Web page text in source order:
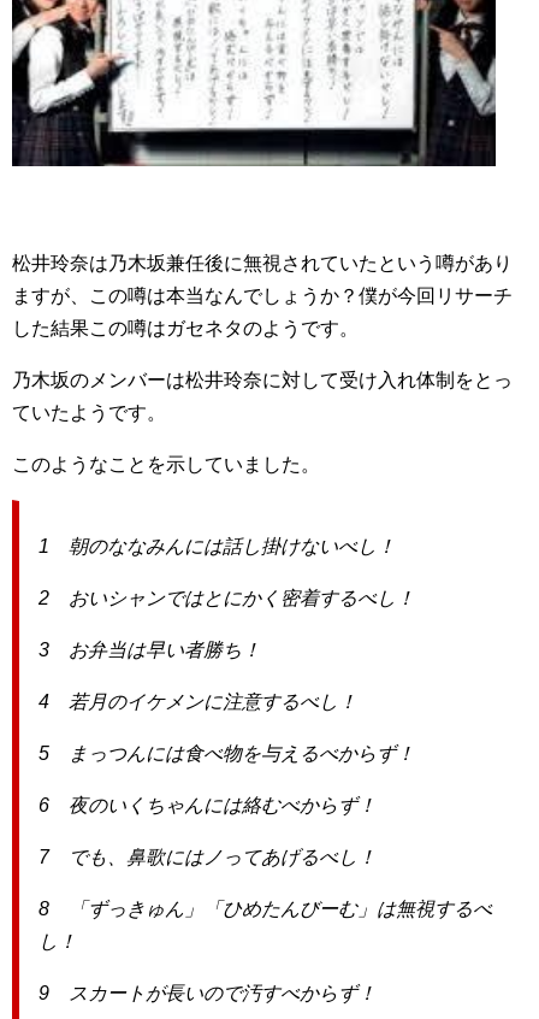
松井玲奈は乃木坂兼任後に無視されていたという噂があり
ますが、この噂は本当なんでしょうか？僕が今回リサーチ
した結果この噂はガセネタのようです。
乃木坂のメンバーは松井玲奈に対して受け入れ体制をとっ
ていたようです。
このようなことを示していました。
1 朝のななみんには話し掛けないべし！
2 おいシャンではとにかく密着するべし！
3 お弁当は早い者勝ち！
4 若月のイケメンに注意するべし！
5 まっつんには食べ物を与えるべからず！
6 夜のいくちゃんには絡むべからず！
7 でも、鼻歌にはノってあげるべし！
8 「ずっきゅん」「ひめたんびーむ」は無視するべ
し！
9 スカートが長いので汚すべからず！